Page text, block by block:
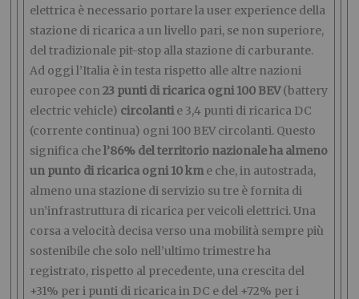
elettrica è necessario portare la user experience della
stazione di ricarica a un livello pari, se non superiore,
del tradizionale pit-stop alla stazione di carburante.
Ad oggi l’Italia è in testa rispetto alle altre nazioni
europee con23 punti di ricarica ogni 100 BEV(battery
electric vehicle) circolantie 3,4 punti di ricarica DC
(corrente continua) ogni 100 BEV circolanti. Questo
significa chel’86% del territorio nazionale ha almeno
un punto di ricarica ogni 10 kme che, in autostrada,
almeno una stazione di servizio su tre è fornita di
un’infrastruttura di ricarica per veicoli elettrici. Una
corsa a velocità decisa verso una mobilità sempre più
sostenibile che solo nell’ultimo trimestre ha
registrato, rispetto al precedente, una crescita del
+31% per i punti di ricarica in DC e del +72% per i